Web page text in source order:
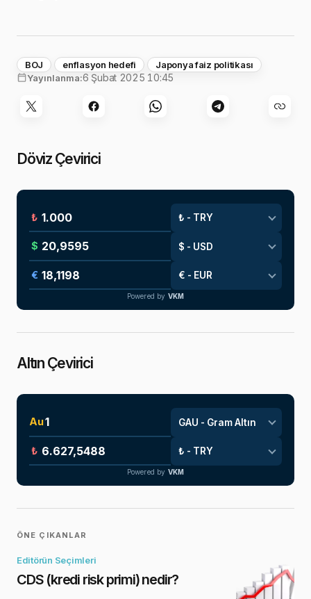
BOJ enflasyon hedefi
Japonya faiz politikası
Yayınlanma:6 Şubat 2025 10:45
Döviz Çevirici
₺
$
€
Powered by VKM
Altın Çevirici
Au
₺
Powered by VKM
ÖNE ÇIKANLAR
Editörün Seçimleri
CDS (kredi risk primi) nedir?